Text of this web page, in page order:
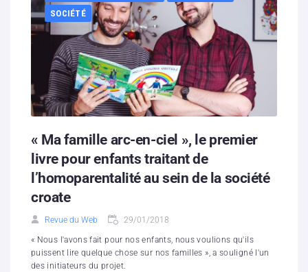
SOCIÉTÉ
« Ma famille arc-en-ciel », le premier
livre pour enfants traitant de
l’homoparentalité au sein de la société
croate
Revue du Web 29/01/2018
« Nous l'avons fait pour nos enfants, nous voulions qu'ils
puissent lire quelque chose sur nos familles », a souligné l'un
des initiateurs du projet.